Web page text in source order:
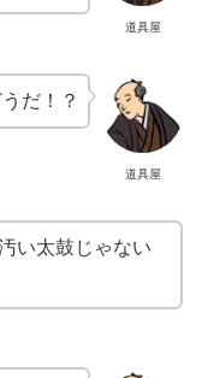
道具屋
道具屋
だ！？
い太鼓じゃない